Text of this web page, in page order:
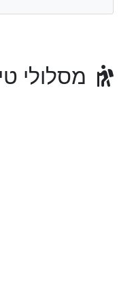
מסלולי